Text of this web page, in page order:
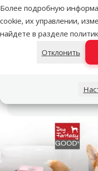
Более подробную
cookie, их управлении,
найдете в разделе
Отклонить
Материал
Нержавеющая
Силикон
Красный